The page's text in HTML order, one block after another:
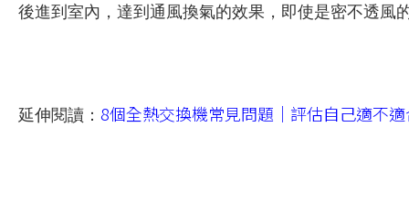
後進到室內，達到通風換氣的效果，即使是密不透風
延伸閱讀： 8個全熱交換機常見問題｜評估自己適不